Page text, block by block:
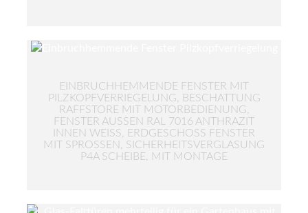
EINBRUCHHEMMENDE FENSTER MIT
PILZKOPFVERRIEGELUNG, BESCHATTUNG
RAFFSTORE MIT MOTORBEDIENUNG,
FENSTER AUSSEN RAL 7016 ANTHRAZIT I
NNEN WEISS, ERDGESCHOSS FENSTER MIT
SPROSSEN, SICHERHEITSVERGLASUNG P4A
SCHEIBE, MIT MONTAGE